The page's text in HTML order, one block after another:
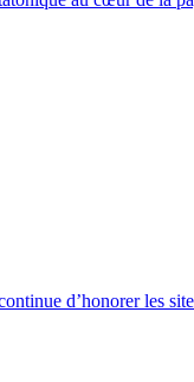
d’honorer les